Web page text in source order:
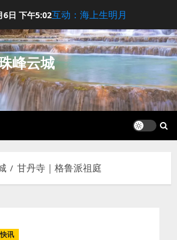
6日 下午5:02互动：海上生明月
峰云城
甘丹寺｜格鲁派祖庭
讯